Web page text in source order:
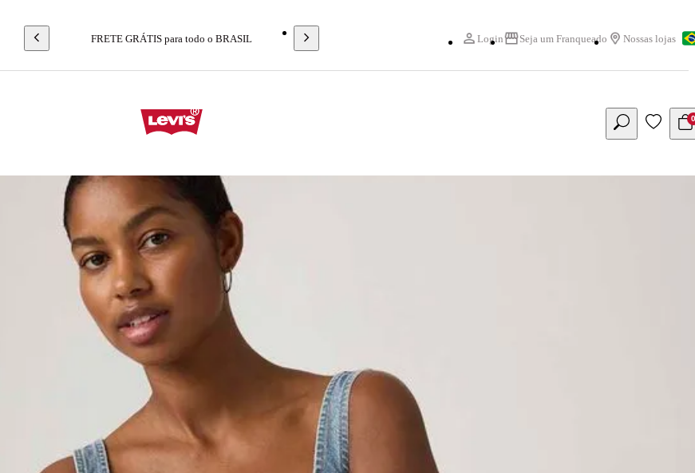
FRETE GRÁTIS para todo o BRASIL Login Seja um Franqueado Nossas lojas
0